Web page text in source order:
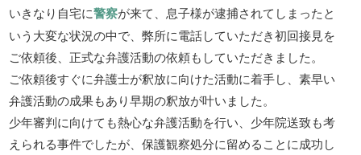
いきなり自宅に警察が来て、息子様が逮捕されてしまったと
いう大変な状況の中で、弊所に電話していただき初回接見を
ご依頼後、正式な弁護活動の依頼もしていただきました。
ご依頼後すぐに弁護士が釈放に向けた活動に着手し、素早い
弁護活動の成果もあり早期の釈放が叶いました。
少年審判に向けても熱心な弁護活動を行い、少年院送致も考
えられる事件でしたが、保護観察処分に留めることに成功し